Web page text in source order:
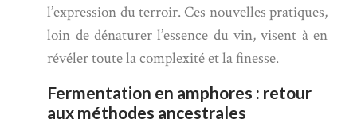
l’expression du terroir. Ces nouvelles pratiques,
loin de dénaturer l’essence du vin, visent à en
révéler toute la complexité et la finesse.
Fermentation en amphores : retour
aux méthodes ancestrales